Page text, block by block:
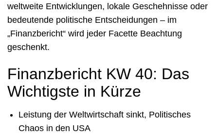
weltweite Entwicklungen, lokale Geschehnisse oder
bedeutende politische Entscheidungen – im
„Finanzbericht“ wird jeder Facette Beachtung
geschenkt.
Finanzbericht KW 40: Das
Wichtigste in Kürze
Leistung der Weltwirtschaft sinkt, Politisches
Chaos in den USA